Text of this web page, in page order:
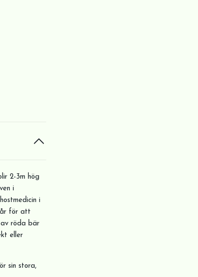
2-3m hög
i
i
för att
av röda bär
eller
sin stora,